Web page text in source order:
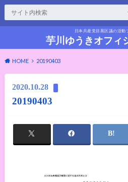
日本共産党目黒区議の活動
芋川ゆうきオフィ
HOME 20190403
2020.10.28
20190403